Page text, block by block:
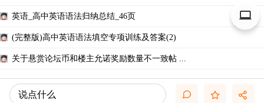
英语_高中英语语法归纳总结_46页
(完整版)高中英语语法填空专项训练及答案(2)
关于悬赏论坛币和楼主允诺奖励数量不一致帖 ...
说点什么